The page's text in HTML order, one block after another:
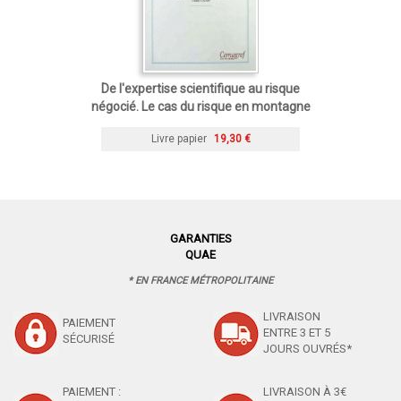
De l'expertise scientifique au risque
négocié. Le cas du risque en montagne
Livre papier 19,30 €
GARANTIES
QUAE
* EN FRANCE MÉTROPOLITAINE
PAIEMENT
SÉCURISÉ
LIVRAISON
ENTRE 3 ET 5
JOURS OUVRÉS*
PAIEMENT : LIVRAISON À 3€